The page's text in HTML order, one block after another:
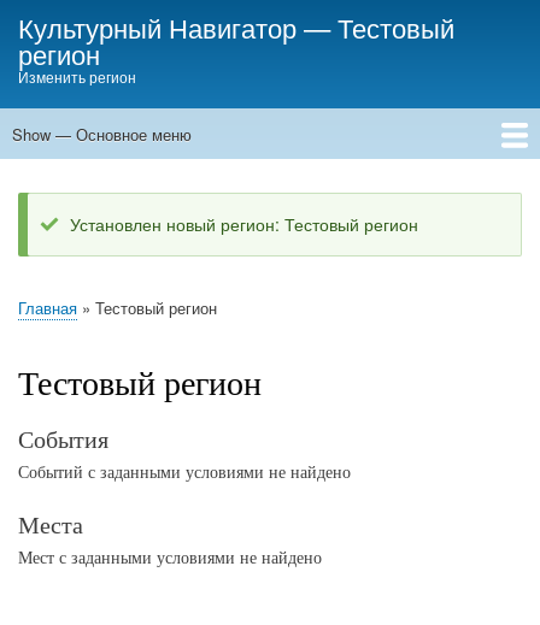
to
Культурный Навигатор—Тестовый
регион
Изменить регион
Основное
Show — Основное меню
Места
События
Статьи
Установлен новый регион: Тестовый регион
Breadcrumb
Главная Тестовый регион
Тестовый регион
События
Событий с заданными условиями не найдено
Места
Мест с заданными условиями не найдено